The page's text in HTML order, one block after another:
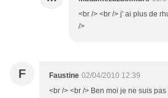
<br /> <br /> j' ai plus de
/>
F Faustine 02/04/2010 12:39
<br /> <br /> Ben moi je ne suis